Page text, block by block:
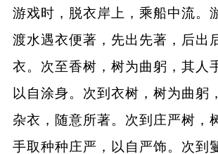
游戏时，脱衣岸上，乘船中流。
渡水遇衣便著，先出先著，后出
衣。次至香树，树为曲躬，其人
以自涂身。次到衣树，树为曲躬
杂衣，随意所著。次到庄严树，
手取种种庄严，以自严饰。次到